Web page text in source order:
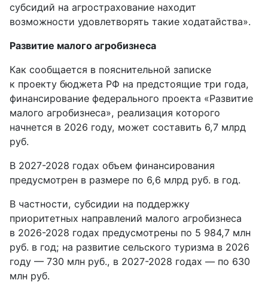
субсидий на агрострахование находит
возможности удовлетворять такие ходатайства».
Развитие малого агробизнеса
Как сообщается в пояснительной записке
к проекту бюджета РФ на предстоящие три года,
финансирование федерального проекта «Развитие
малого агробизнеса», реализация которого
начнется в 2026 году, может составить 6,7 млрд
руб.
В 2027-2028 годах объем финансирования
предусмотрен в размере по 6,6 млрд руб. в год.
В частности, субсидии на поддержку
приоритетных направлений малого агробизнеса
в 2026-2028 годах предусмотрены по 5 984,7 млн
руб. в год; на развитие сельского туризма в 2026
году — 730 млн руб., в 2027-2028 годах — по 630
млн руб.